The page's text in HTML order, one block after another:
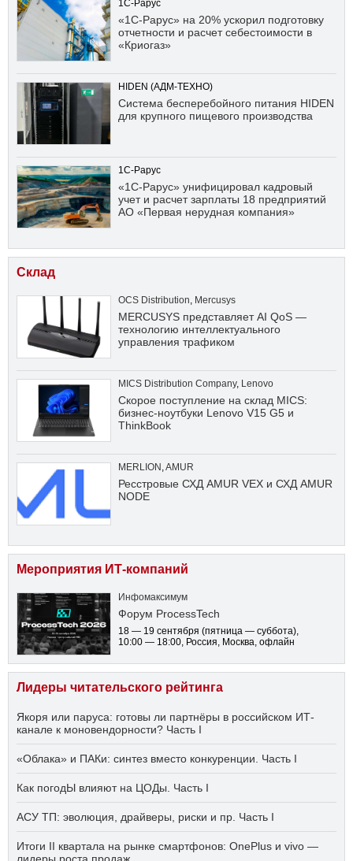
1С-Рарус
«1С-Рарус» на 20% ускорил подготовку
отчетности и расчет себестоимости в
«Криогаз»
HIDEN (АДМ-ТЕХНО)
Система бесперебойного питания HIDEN
для крупного пищевого производства
1С-Рарус
«1С-Рарус» унифицировал кадровый
учет и расчет зарплаты 18 предприятий
АО «Первая нерудная компания»
Склад
OCS Distribution, Mercusys
MERCUSYS представляет AI QoS —
технологию интеллектуального
управления трафиком
MICS Distribution Company, Lenovo
Скорое поступление на склад MICS:
бизнес-ноутбуки Lenovo V15 G5 и
ThinkBook
MERLION ,AMUR
Ресстровые СХД AMUR VEX и СХД AMUR
NODE
Мероприятия ИТ-компаний
Инфомаксимум
Форум ProcessTech
18 — 19 сентября (пятница — суббота),
10:00 — 18:00, Россия, Москва, офлайн
Лидеры читательского рейтинга
Якоря или паруса: готовы ли партнёры в российском ИТ-
канале к моновендорности? Часть I
«Облака» и ПАКи: синтез вместо конкуренции. Часть I
Как погодЫ влияют на ЦОДы. Часть I
АСУ ТП: эволюция, драйверы, риски и пр. Часть I
Итоги II квартала на рынке смартфонов: OnePlus и vivo —